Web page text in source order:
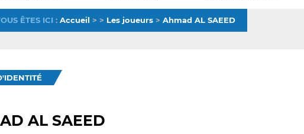
ÊTES ICI : Accueil > > Les joueurs> Ahmad AL SAEED
AL SAEED